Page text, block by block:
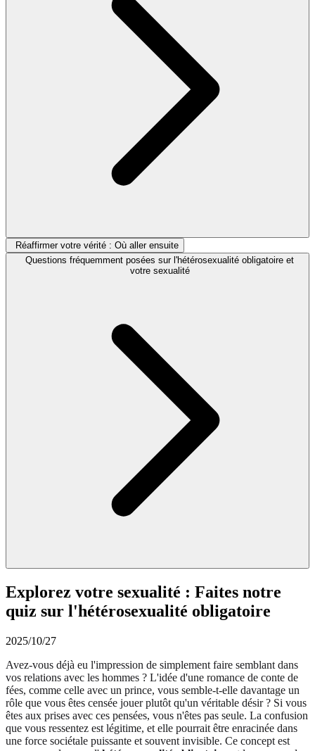
Réaffirmer votre vérité : Où aller ensuite
Questions fréquemment posées sur l'hétérosexualité obligatoire et
votre sexualité
Explorez votre sexualité : Faites notre
quiz sur l'hétérosexualité obligatoire
2025/10/27
Avez-vous déjà eu l'impression de simplement faire semblant dans
vos relations avec les hommes ? L'idée d'une romance de conte de
fées, comme celle avec un prince, vous semble-t-elle davantage un
rôle que vous êtes censée jouer plutôt qu'un véritable désir ? Si vous
êtes aux prises avec ces pensées, vous n'êtes pas seule. La confusion
que vous ressentez est légitime, et elle pourrait être enracinée dans
une force sociétale puissante et souvent invisible. Ce concept est